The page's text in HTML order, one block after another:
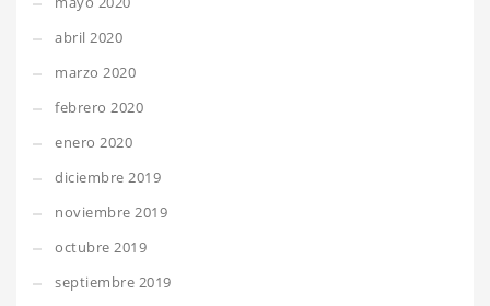
abril 2020
marzo 2020
febrero 2020
enero 2020
diciembre 2019
noviembre 2019
octubre 2019
septiembre 2019